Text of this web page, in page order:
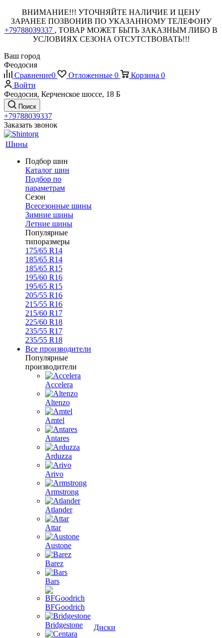
ВНИМАНИЕ!!! УТОЧНЯЙТЕ НАЛИЧИЕ И ЦЕНУ
ЗАРАНЕЕ ПОЗВОНИВ ПО УКАЗАННОМУ ТЕЛЕФОНУ
+79788039337 , ТОВАР МОЖЕТ БЫТЬ ЗАКАЗНЫМ ЛИБО В
УСЛОВИЯХ СЕЗОНА ОТСУТСТВОВАТЬ!!!
Ваш город
Феодосия
Сравнение0 Отложенные 0 Корзина 0
Войти
Феодосия, Керченское шоссе, 18 Б
Поиск
+79788039337
Заказать звонок
Шины
Подбор шин
Каталог шин
Подбор по
параметрам
Сезон
Всесезонные шины
Зимние шины
Летние шины
Популярные
типоразмеры
175/65 R14
185/65 R14
185/65 R15
195/60 R16
195/65 R15
205/55 R16
215/55 R16
215/60 R17
225/60 R18
235/55 R17
235/55 R18
Все производители
Популярные
производители
Accelera
Altenzo
Amtel
Antares
Arduzza
Arivo
Armstrong
Atlander
Attar
Austone
Barez
Bars
BFGoodrich
Bridgestone
Диски